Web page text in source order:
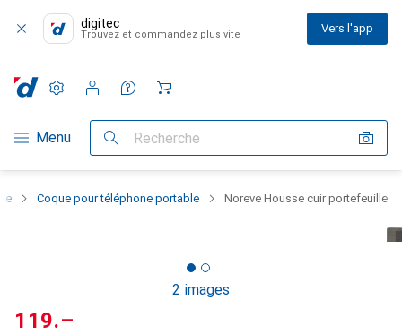
digitec
Trouvez et commandez plus vite Vers l'app
Navigation par catégorie
Menu Recherche
Paramètres
Compte client
Listes de comparaison
Listes d'envies
Panier
Coque pour téléphone portable Noreve Housse cuir portefeuille
2 images
CHF
119.–